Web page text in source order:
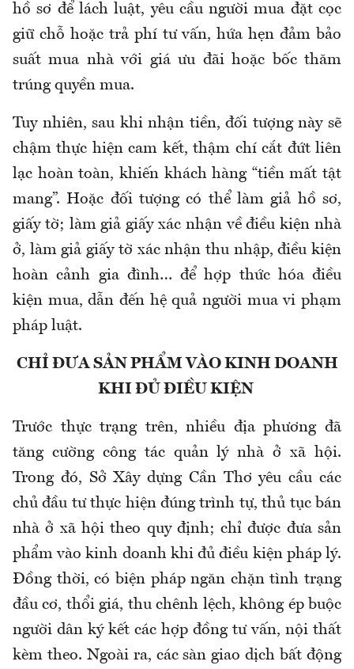
hồ sơ để lách luật, yêu cầu người mua đặt cọc
giữ chỗ hoặc trả phí tư vấn, hứa hẹn đảm bảo
suất mua nhà với giá ưu đãi hoặc bốc thăm
trúng quyền mua.
Tuy nhiên, sau khi nhận tiền, đối tượng này sẽ
chậm thực hiện cam kết, thậm chí cắt đứt liên
lạc hoàn toàn, khiến khách hàng “tiền mất tật
mang”. Hoặc đối tượng có thể làm giả hồ sơ,
giấy tờ; làm giả giấy xác nhận về điều kiện nhà
ở, làm giả giấy tờ xác nhận thu nhập, điều kiện
hoàn cảnh gia đình… để hợp thức hóa điều
kiện mua, dẫn đến hệ quả người mua vi phạm
pháp luật.
CHỈ ĐƯA SẢN PHẨM VÀO KINH DOANH
KHI ĐỦ ĐIỀU KIỆN
Trước thực trạng trên, nhiều địa phương đã
tăng cường công tác quản lý nhà ở xã hội.
Trong đó, Sở Xây dựng Cần Thơ yêu cầu các
chủ đầu tư thực hiện đúng trình tự, thủ tục bán
nhà ở xã hội theo quy định; chỉ được đưa sản
phẩm vào kinh doanh khi đủ điều kiện pháp lý.
Đồng thời, có biện pháp ngăn chặn tình trạng
đầu cơ, thổi giá, thu chênh lệch, không ép buộc
người dân ký kết các hợp đồng tư vấn, nội thất
kèm theo. Ngoài ra, các sàn giao dịch bất động